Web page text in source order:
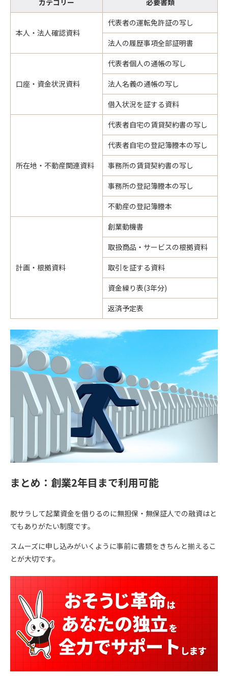
本人・法人確認資料
代表者の運転免許証の写し
法人の履歴事項全部証明書
口座・資金状況資料
代表者個人の通帳の写し
法人名義の通帳の写し
借入状況を証する資料
所在地・不動産関連資料
代表者自宅の賃貸契約書の写し
代表者自宅の登記簿謄本の写し
事務所の賃貸契約書の写し
事務所の登記簿謄本の写し
不動産の登記簿謄本
計画・根拠資料
創業動機書
取扱商品・サービスの根拠資料
取引を証する資料
資金繰り表(3年分)
返済予定表
まとめ：創業2年目まで利用可能
脱サラして起業資金を借りるのに無担保・無保証人での融資はと
てもありがたい制度です。
スムーズに申し込みがいくように事前に書類をきちんと揃えるこ
とが大切です。